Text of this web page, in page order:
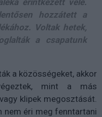
hozzátett a
Voltak hetek,
a csapatunk
a közösségeket, akkor
mint a más
klipek megosztását.
nem éri meg fenntartani